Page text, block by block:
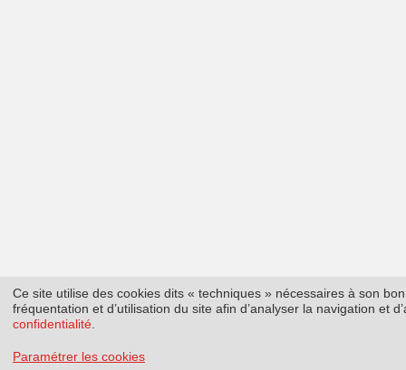
Ce site utilise des cookies dits « techniques » nécessaires à son
fréquentation et d’utilisation du site afin d’analyser la navigation et
confidentialité
Paramétrer les cookies